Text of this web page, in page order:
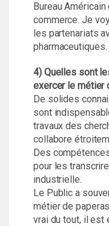
Bureau
commerce. Je
les partenariats
pharmaceutiques.
4) Quelles sont
exercer le métier
De solides
sont
travaux des
collabore
Des
pour les
industrielle.
Le Public a
métier de
vrai du tout, il est